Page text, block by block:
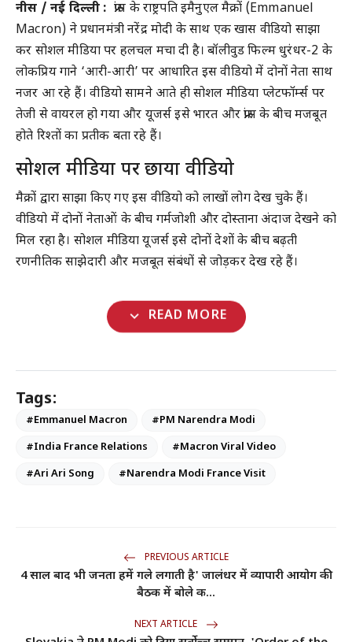
नीस / नई दिल्ली : फ्रांस के राष्ट्रपति इमैनुएल मैक्रों (Emmanuel
Macron) ने प्रधानमंत्री नरेंद्र मोदी के साथ एक खास वीडियो साझा
कर सोशल मीडिया पर हलचल मचा दी है। बॉलीवुड फिल्मधुरंधर-2 के
लोकप्रिय गाने ‘आरी-आरी’ पर आधारित इस वीडियो में दोनों नेता साथ
नजर आ रहे हैं। वीडियो सामने आते ही सोशल मीडिया प्लेटफॉर्म्स पर
तेजी से वायरल हो गया और यूजर्स इसे भारत और फ्रांस के बीच मजबूत
होते रिश्तों का प्रतीक बता रहे हैं।
सोशल मीडिया पर छाया वीडियो
मैक्रों द्वारा साझा किए गए इस वीडियो को लाखों लोग देख चुके हैं।
वीडियो में दोनों नेताओं के बीच गर्मजोशी और दोस्ताना अंदाज देखने को
मिल रहा है। सोशल मीडिया यूजर्स इसे दोनों देशों के बीच बढ़ती
रणनीतिक साझेदारी और मजबूत संबंधों से जोड़कर देख रहे हैं।
expand_more READ MORE
Tags:
#Emmanuel Macron
#PM Narendra Modi
#India France Relations
#Macron Viral Video
#Ari Ari Song
#Narendra Modi France Visit
PREVIOUS ARTICLE
4 साल बाद भी जनता हमें गले लगाती है' जालंधर में व्यापारी आयोग की
बैठक में बोले क...
NEXT ARTICLE